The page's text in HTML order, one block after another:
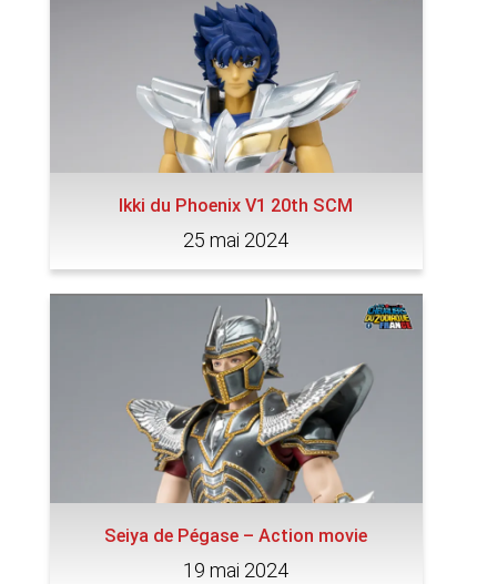
Ikki du Phoenix V1 20th SCM
25 mai 2024
Seiya de Pégase – Action movie
19 mai 2024